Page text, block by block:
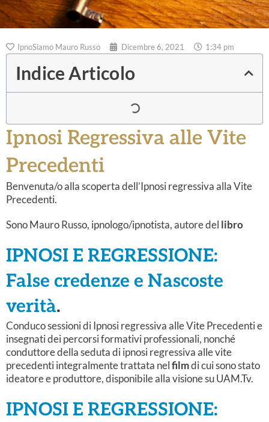
IpnoSiamo Mauro Russo Dicembre 6, 2021 1:34 pm
Indice Articolo
Ipnosi Regressiva alle Vite
Precedenti
Benvenuta/o alla scoperta dell’Ipnosi regressiva alla Vite
Precedenti.
Sono Mauro Russo, ipnologo/ipnotista, autore del libro
IPNOSI E REGRESSIONE:
False credenze e Nascoste
verità.
Conduco sessioni di Ipnosi regressiva alle Vite Precedenti e
insegnati dei percorsi formativi professionali, nonché
conduttore della seduta di ipnosi regressiva alle vite
precedenti integralmente trattata nelfilmdi cui sono stato
ideatore e produttore, disponibile alla visione su UAM.Tv.
IPNOSI E REGRESSIONE: